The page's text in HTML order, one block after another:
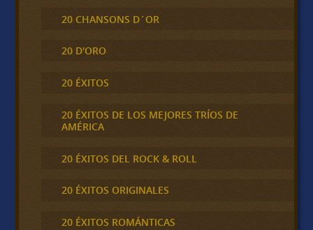
20 CHANSONS D´OR
20 D'ORO
20 ÉXITOS
20 ÉXITOS DE LOS MEJORES TRÍOS DE
AMÉRICA
20 ÉXITOS DEL ROCK & ROLL
20 ÉXITOS ORIGINALES
20 ÉXITOS ROMÁNTICAS